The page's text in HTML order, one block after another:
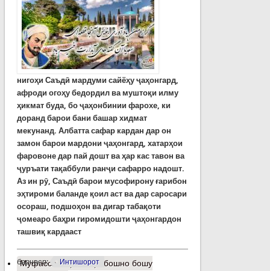
нигоҳи Саъдӣ мардуми сайёҳу ҷаҳонгард,
афроди огоҳу бедордил ва муштоқи илму
ҳикмат буда, бо ҷаҳонбинии фарохе, ки
доранд барои бани башар хидмат
мекунанд. Албатта сафар кардан дар он
замон барои мардони ҷаҳонгард, хатарҳои
фаровоне дар пай дошт ва ҳар кас тавон ва
ҷуръати тақаббули ранҷи сафарро надошт.
Аз ин рӯ, Саъдӣ барои мусофирону ғарибон
эҳтироми баланде қоил аст ва дар саросари
осораш, подшоҳон ва дигар табақоти
ҷомеаро баҳри гиромидошти ҷаҳонгардон
ташвиқ кардааст
барчасп: Интишорот
Муфассалтаро Ғарибошно бошу